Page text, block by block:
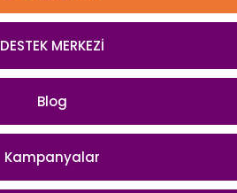
DESTEK MERKEZİ
Blog
Kampanyalar